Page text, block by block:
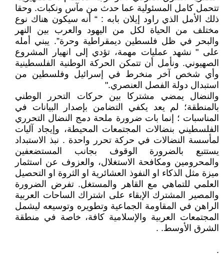
تتحمل كامل المسئولية عما حدث من مآس ونكبات. وحقا
ذلك الأمل الذي راود إيلان بابه : “ أنه سيكون هناك نوع
مختلف من الحياة لكل من اليهود والعرب بين النهر
والبحر في ظل فلسطين ديمقراطية وحرة”. يبني أمله
على " نشهد عمليات مهمة، تؤدي إلى انهيار المشروع
الصهيوني. ونأمل أن تتمكن الحركة الوطنية الفلسطينية
وأي شخص آخر منخرط في إسرائيل وفلسطين من
استبدال دولة الفصل العنصري."
والنضال يمضي مشتركا بين حركات التحرر الوطني
بالمنطقة؛ لم يعد يكفي التضامن بإصدار البيانات في
المناسبات ؛ إنما بات ضرورة ملحة دمج النضال التحرري
الفلسطيني بنضالات المجتمعات المحيطة، وإيجاد آليات
لمأسسة النضالات في حركة تحرر واحدة . نبذ الاستبداد
يستتبع بالضرورة الوقوف بجانب المستضعفين
والمحرومين ومكافحة الاستغلال، والعزوف عن استثمار
ميزة مثل الذكاء او النفوذ العشائرية او الثروة او التحصيل
العلمي للتماهي مع القاهر والمستغل. تفرض الضرورة
والمصير المشترك الإبقاء على اشتراك الساحات العربية
الراهن في المقاومة الجماعية وتطويره وتوسيعه ليشمل
المجتمعات العربية والإسلامية كافة، خاصة في منطقة
الشرق الأوسط. .
.